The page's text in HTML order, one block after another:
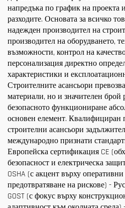
напредъка по график на проекта
разходите. Основата за всичко
надежден производител на
производител на оборудването,
възможности, контрол на
персонализация директно
характеристики и
Строителните асансьори
материали, но и значителен брой
безопасното функциониране
основен елемент. Квалифициран
строителни асансьори
международно признати
Европейска сертификация CE
безопасност и електрическа
OSHA (с акцент върху
предотвратяване на рискове) -
GOST (с фокус върху